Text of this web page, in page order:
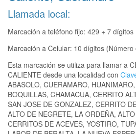
Llamada local:
Marcación a teléfono fijo: 429 + 7
Marcación a Celular: 10 dígitos (Número
Esta marcación se utiliza para llamar a
CALIENTE desde una localidad con
ABASOLO, CUERAMARO,
BOQUILLAS, CHAMACUA, CERRITO
SAN JOSE DE GONZALEZ, CERRITO
ALTO DE NEGRETE, LA ORDEÑA,
CERRITOS DE ACEVES, YOSTIRO,